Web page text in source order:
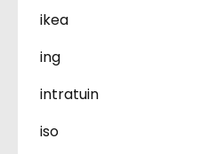
ikea
ing
intratuin
iso